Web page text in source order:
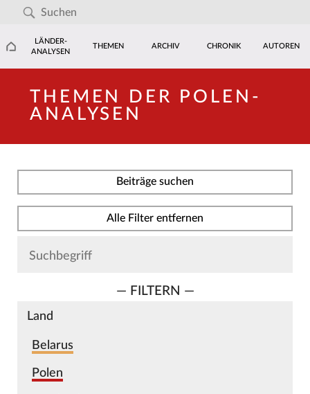
LÄNDER-
ANALYSEN
THEMEN ARCHIV CHRONIK AUTOREN
THEMEN DER POLEN-
ANALYSEN
Beiträge suchen
Alle Filter entfernen
— FILTERN —
Land
Belarus
Polen